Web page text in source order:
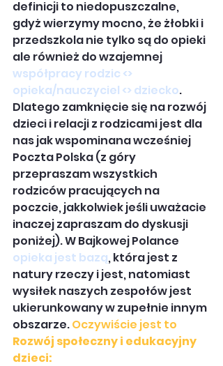
definicji to niedopuszczalne,
gdyż wierzymy mocno, że żłobki i
przedszkola nie tylko są do opieki
ale również do wzajemnej
współpracy rodzic <>
opieka/nauczyciel <> dziecko.
Dlatego zamknięcie się na rozwój
dzieci i relacji z rodzicami jest dla
nas jak wspominana wcześniej
Poczta Polska (z góry
przepraszam wszystkich
rodziców pracujących na
poczcie, jakkolwiek jeśli uważacie
inaczej zapraszam do dyskusji
poniżej). W Bajkowej Polance
opieka jest bazą, która jest z
natury rzeczy i jest, natomiast
wysiłek naszych zespołów jest
ukierunkowany w zupełnie innym
obszarze. Oczywiście jest to
Rozwój społeczny i edukacyjny
dzieci: